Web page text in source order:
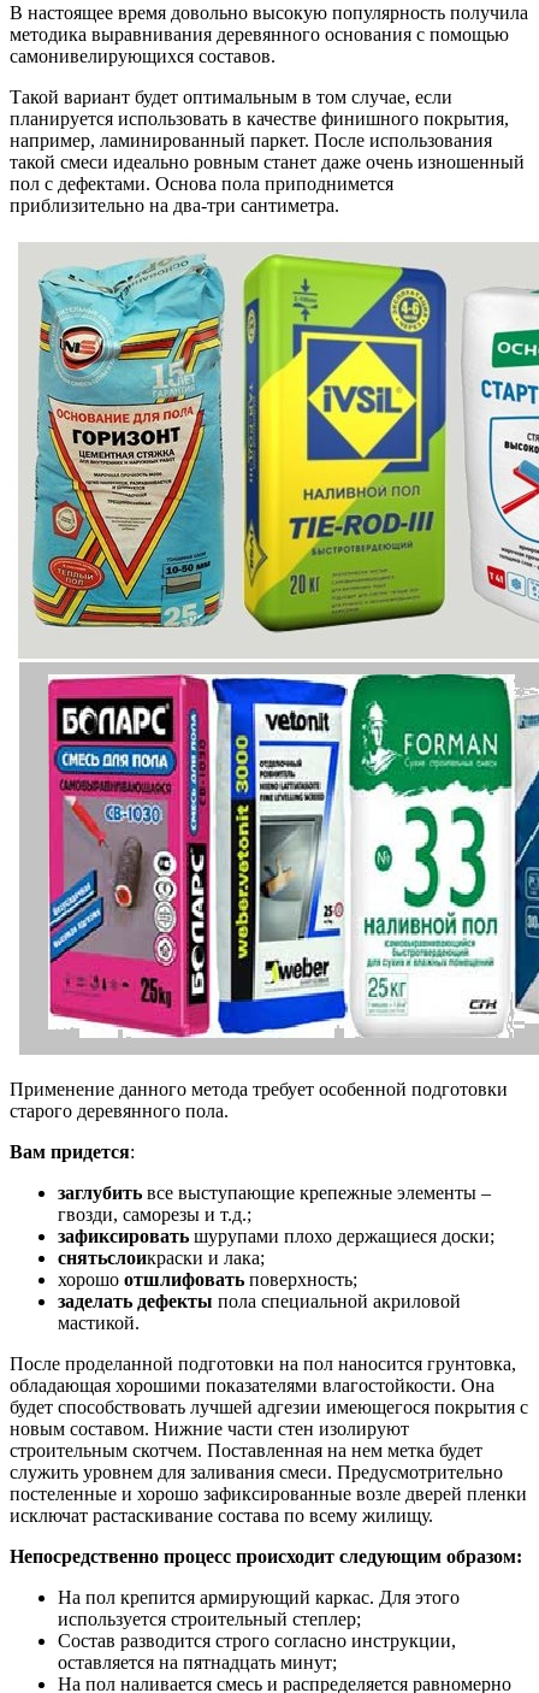
В настоящее время довольно высокую популярность получила
методика выравнивания деревянного основания с помощью
самонивелирующихся составов.
Такой вариант будет оптимальным в том случае, если
планируется использовать в качестве финишного покрытия,
например, ламинированный паркет. После использования
такой смеси идеально ровным станет даже очень изношенный
пол с дефектами. Основа пола приподнимется
приблизительно на два-три сантиметра.
Применение данного метода требует особенной подготовки
старого деревянного пола.
Вам придется:
заглубить все выступающие крепежные элементы –
гвозди, саморезы и т.д.;
зафиксировать шурупами плохо держащиеся доски;
снятьслоикраски и лака;
хорошо отшлифовать поверхность;
заделать дефекты пола специальной акриловой
мастикой.
После проделанной подготовки на пол наносится грунтовка,
обладающая хорошими показателями влагостойкости. Она
будет способствовать лучшей адгезии имеющегося покрытия с
новым составом. Нижние части стен изолируют
строительным скотчем. Поставленная на нем метка будет
служить уровнем для заливания смеси. Предусмотрительно
постеленные и хорошо зафиксированные возле дверей пленки
исключат растаскивание состава по всему жилищу.
Непосредственно процесс происходит следующим образом:
На пол крепится армирующий каркас. Для этого
используется строительный степлер;
Состав разводится строго согласно инструкции,
оставляется на пятнадцать минут;
На пол наливается смесь и распределяется равномерно